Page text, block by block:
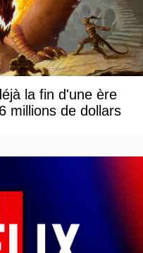
la fin d'une ère
millions de dollars